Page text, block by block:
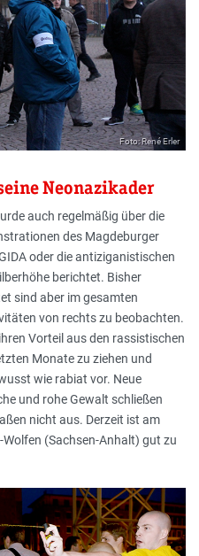
Foto: René Erler
Neonazikader
auch regelmäßig über die
des Magdeburger
oder die antiziganistischen
berichtet. Bisher
sind aber im gesamten
von rechts zu beobachten.
Vorteil aus den rassistischen
Monate zu ziehen und
wie rabiat vor. Neue
und rohe Gewalt schließen
nicht aus. Derzeit ist am
(Sachsen-Anhalt) gut zu